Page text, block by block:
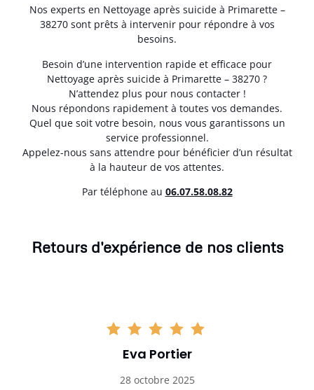
Nos experts en Nettoyage après suicide à Primarette –
38270 sont prêts à intervenir pour répondre à vos
besoins.
Besoin d’une intervention rapide et efficace pour
Nettoyage après suicide à Primarette – 38270 ?
N’attendez plus pour nous contacter !
Nous répondons rapidement à toutes vos demandes.
Quel que soit votre besoin, nous vous garantissons un
service professionnel.
Appelez-nous sans attendre pour bénéficier d’un résultat
à la hauteur de vos attentes.
Par téléphone au 06.07.58.08.82
Retours d'expérience de nos clients
Eva Portier
28 octobre 2025